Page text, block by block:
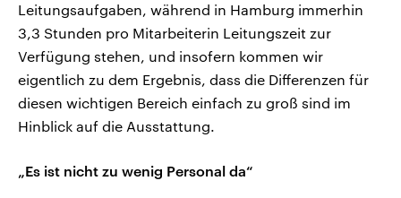
Leitungsaufgaben, während in Hamburg immerhin
3,3 Stunden pro Mitarbeiterin Leitungszeit zur
Verfügung stehen, und insofern kommen wir
eigentlich zu dem Ergebnis, dass die Differenzen für
diesen wichtigen Bereich einfach zu groß sind im
Hinblick auf die Ausstattung.
„Es ist nicht zu wenig Personal da“